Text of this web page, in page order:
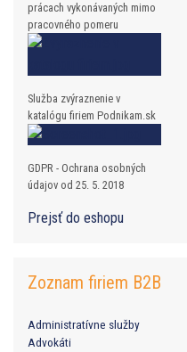
prácach vykonávaných mimo
pracovného pomeru
Služba zvýraznenie v
katalógu firiem Podnikam.sk
GDPR - Ochrana osobných
údajov od 25. 5. 2018
Prejsť do eshopu
Zoznam firiem B2B
Administratívne služby
Advokáti